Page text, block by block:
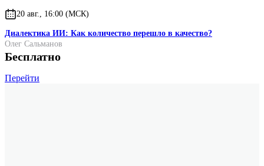
20 авг., 16:00 (МСК)
Диалектика ИИ: Как количество перешло в качество?
Олег Сальманов
Бесплатно
Перейти